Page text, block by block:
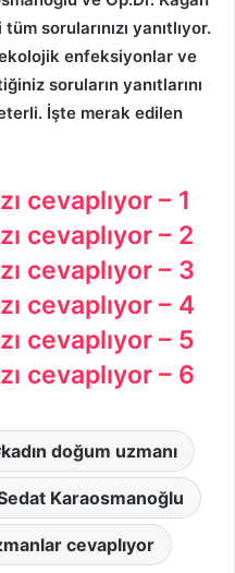
sorularınızı yanıtlıyor.
enfeksiyonlar ve
soruların yanıtlarını
İşte merak edilen
cevaplıyor – 1
cevaplıyor – 2
cevaplıyor – 3
cevaplıyor – 4
cevaplıyor – 5
cevaplıyor – 6
kadın doğum uzmanı
Karaosmanoğlu
cevaplıyor